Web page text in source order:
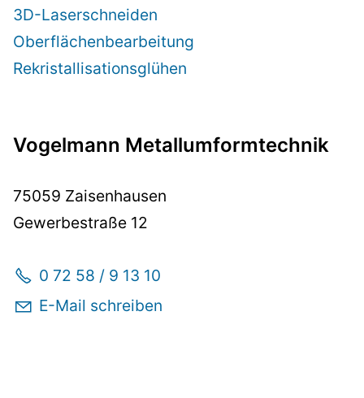
3D-Laserschneiden
Oberflächenbearbeitung
Rekristallisationsglühen
Vogelmann Metallumformtechnik
75059 Zaisenhausen
Gewerbestraße 12
0 72 58 / 9 13 10
E-Mail schreiben